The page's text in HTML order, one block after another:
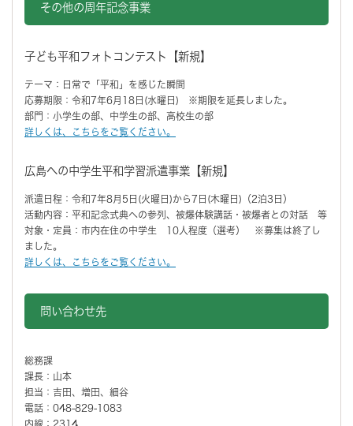
その他の周年記念事業
子ども平和フォトコンテスト【新規】
テーマ：日常で「平和」を感じた瞬間
応募期限：令和7年6月18日(水曜日) ※期限を延長しました。
部門：小学生の部、中学生の部、高校生の部
詳しくは、こちらをご覧ください。
広島への中学生平和学習派遣事業【新規】
派遣日程：令和7年8月5日(火曜日)から7日(木曜日)（2泊3日）
活動内容：平和記念式典への参列、被爆体験講話・被爆者との対話 等
対象・定員：市内在住の中学生 10人程度（選考） ※募集は終了し
ました。
詳しくは、こちらをご覧ください。
問い合わせ先
総務課
課長：山本
担当：吉田、増田、細谷
電話：048-829-1083
内線：2314